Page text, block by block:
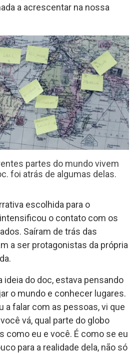
a acrescentar na nossa
partes do mundo vivem
foi atrás de algumas delas.
escolhida para o
o contato com os
Saíram de trás das
a ser protagonistas da própria
ideia do doc, estava pensando
o mundo e conhecer lugares.
a falar com as pessoas, vi que
vá, qual parte do globo
como eu e você. É como se eu
para a realidade dela, não só